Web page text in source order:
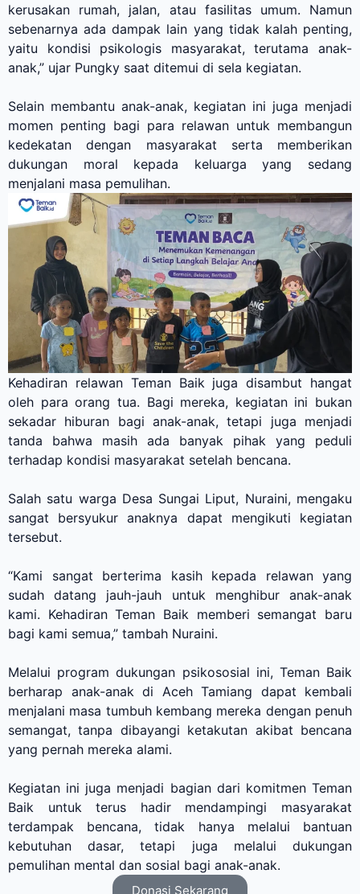
kerusakan rumah, jalan, atau fasilitas umum. Namun
sebenarnya ada dampak lain yang tidak kalah penting,
yaitu kondisi psikologis masyarakat, terutama anak-
anak,” ujar Pungky saat ditemui di sela kegiatan.
Selain membantu anak-anak, kegiatan ini juga menjadi
momen penting bagi para relawan untuk membangun
kedekatan dengan masyarakat serta memberikan
dukungan moral kepada keluarga yang sedang
menjalani masa pemulihan.
Kehadiran relawan Teman Baik juga disambut hangat
oleh para orang tua. Bagi mereka, kegiatan ini bukan
sekadar hiburan bagi anak-anak, tetapi juga menjadi
tanda bahwa masih ada banyak pihak yang peduli
terhadap kondisi masyarakat setelah bencana.
Salah satu warga Desa Sungai Liput, Nuraini, mengaku
sangat bersyukur anaknya dapat mengikuti kegiatan
tersebut.
“Kami sangat berterima kasih kepada relawan yang
sudah datang jauh-jauh untuk menghibur anak-anak
kami. Kehadiran Teman Baik memberi semangat baru
bagi kami semua,” tambah Nuraini.
Melalui program dukungan psikososial ini, Teman Baik
berharap anak-anak di Aceh Tamiang dapat kembali
menjalani masa tumbuh kembang mereka dengan penuh
semangat, tanpa dibayangi ketakutan akibat bencana
yang pernah mereka alami.
Kegiatan ini juga menjadi bagian dari komitmen Teman
Baik untuk terus hadir mendampingi masyarakat
terdampak bencana, tidak hanya melalui bantuan
kebutuhan dasar, tetapi juga melalui dukungan
pemulihan mental dan sosial bagi anak-anak.
Donasi Sekarang